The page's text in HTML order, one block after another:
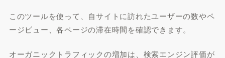
このツールを使って、自サイトに訪れたユーザーの数やペ
ージビュー、各ページの滞在時間を確認できます。
オーガニックトラフィックの増加は、検索エンジン評価が